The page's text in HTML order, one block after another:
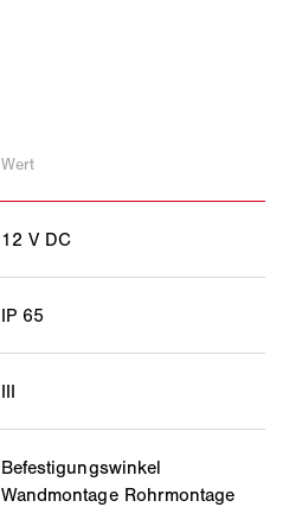
Wert
12 V DC
IP 65
III
Befestigungswinkel
Wandmontage Rohrmontage